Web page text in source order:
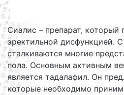
Сиалис – препарат, который
эректильной дисфункцией.
сталкиваются многие
пола. Основным активным
является тадалафил. Он
которые необходимо